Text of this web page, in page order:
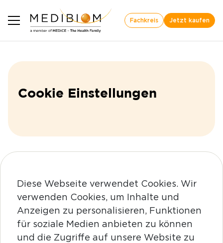
Fachkreis Jetzt kaufen
Cookie Einstellungen
Diese Webseite verwendet Cookies. Wir
verwenden Cookies, um Inhalte und
Anzeigen zu personalisieren, Funktionen
für soziale Medien anbieten zu können
und die Zugriffe auf unsere Website zu